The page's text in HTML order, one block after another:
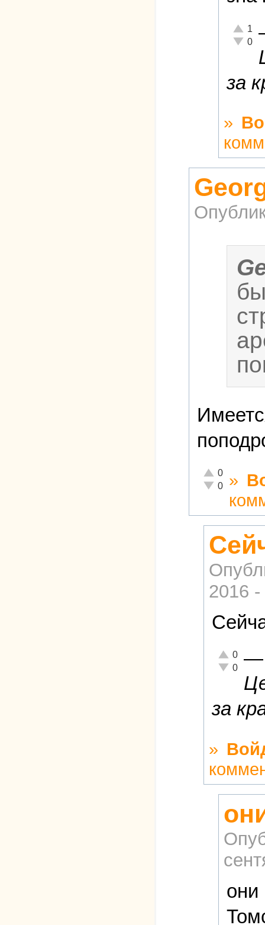
1
0
за
»
Отлично!
0
Неадекватно!
0 »
2016
Отлично!
0
0 —
за
»
они